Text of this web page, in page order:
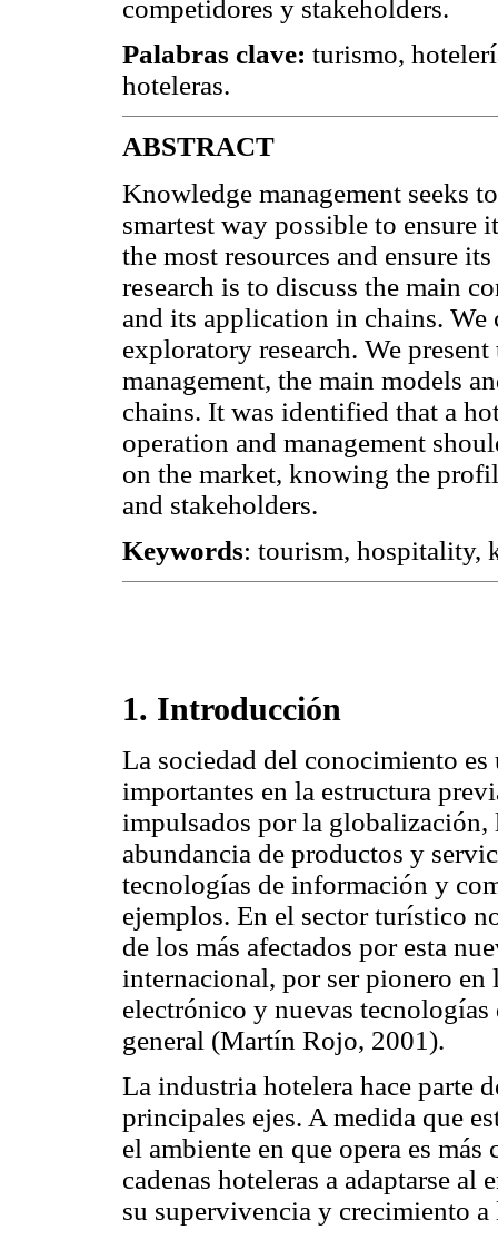
competidores y stakeholders.
Palabras clave: turismo,
hoteleras.
ABSTRACT
Knowledge management seeks
smartest way possible to ensure
the most resources and ensure
research is to discuss the main
and its application in chains.
exploratory research. We
management, the main models
chains. It was identified that a
operation and management
on the market, knowing the
and stakeholders.
Keywords: tourism, hospitality,
1. Introducción
La sociedad del conocimiento
importantes en la estructura
impulsados por la globalización,
abundancia de productos y
tecnologías de información y
ejemplos. En el sector turístico
de los más afectados por esta
internacional, por ser pionero
electrónico y nuevas
general (Martín Rojo, 2001).
La industria hotelera hace parte
principales ejes. A medida que
el ambiente en que opera es
cadenas hoteleras a adaptarse al
su supervivencia y crecimiento